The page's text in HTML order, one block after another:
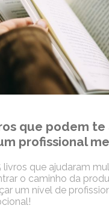
que podem
profissional
livros que ajudaram
o caminho da
um nível de